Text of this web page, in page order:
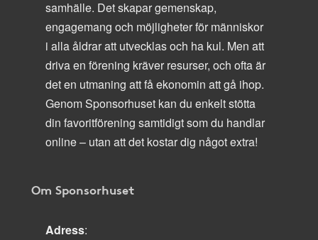
samhälle. Det skapar gemenskap,
engagemang och möjligheter för människor
i alla åldrar att utvecklas och ha kul. Men att
driva en förening kräver resurser, och ofta är
det en utmaning att få ekonomin att gå ihop.
Genom Sponsorhuset kan du enkelt stötta
din favoritförening samtidigt som du handlar
online – utan att det kostar dig något extra!
Om Sponsorhuset
Adress: